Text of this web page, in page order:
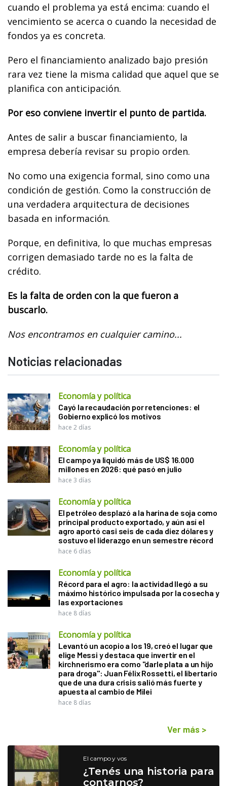
cuando el problema ya está encima: cuando el
vencimiento se acerca o cuando la necesidad de
fondos ya es concreta.
Pero el financiamiento analizado bajo presión
rara vez tiene la misma calidad que aquel que se
planifica con anticipación.
Por eso conviene invertir el punto de partida.
Antes de salir a buscar financiamiento, la
empresa debería revisar su propio orden.
No como una exigencia formal, sino como una
condición de gestión. Como la construcción de
una verdadera arquitectura de decisiones
basada en información.
Porque, en definitiva, lo que muchas empresas
corrigen demasiado tarde no es la falta de
crédito.
Es la falta de orden con la que fueron a
buscarlo.
Nos encontramos en cualquier camino...
Noticias relacionadas
Economía y política
Cayó la recaudación por retenciones: el
Gobierno explicó los motivos
hace 2 días
Economía y política
El campo ya liquidó más de US$ 16.000
millones en 2026: qué pasó en julio
hace 3 días
Economía y política
El petróleo desplazó a la harina de soja como
principal producto exportado, y aún así el
agro aportó casi seis de cada diez dólares y
sostuvo el liderazgo en un semestre récord
hace 6 días
Economía y política
Récord para el agro: la actividad llegó a su
máximo histórico impulsada por la cosecha y
las exportaciones
hace 8 días
Economía y política
Levantó un acopio a los 19, creó el lugar que
elige Messi y destaca que invertir en el
kirchnerismo era como "darle plata a un hijo
para droga": Juan Félix Rossetti, el libertario
que de una dura crisis salió más fuerte y
apuesta al cambio de Milei
hace 8 días
Ver más >
El campo y vos
¿Tenés una historia para
contarnos?